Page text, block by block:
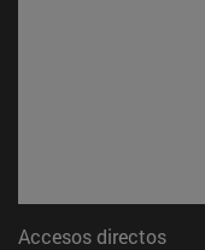
Accesos directos